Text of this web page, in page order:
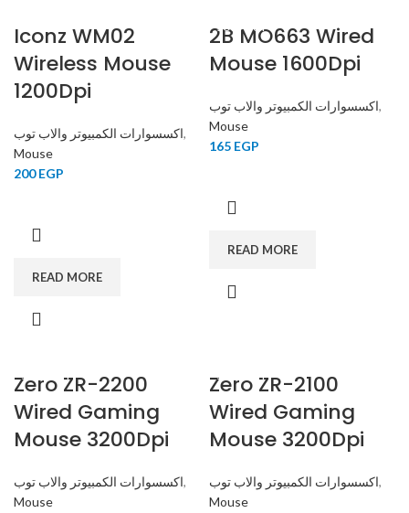
Iconz WM02
Wireless Mouse
1200Dpi
اكسسوارات الكمبيوتر والاب توب,
Mouse
200EGP
READ MORE
SOLD OUT
2B MO663 Wired
Mouse 1600Dpi
اكسسوارات الكمبيوتر والاب توب,
Mouse
165 EGP
READ MORE
SOLD OUT
Zero ZR-2200
Wired Gaming
Mouse 3200Dpi
اكسسوارات الكمبيوتر والاب توب,
Mouse
SOLD OUT
Zero ZR-2100
Wired Gaming
Mouse 3200Dpi
اكسسوارات الكمبيوتر والاب توب,
Mouse